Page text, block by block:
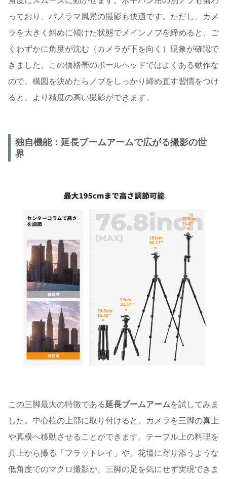
っており、パノラマ風景の撮影も快適です。ただし、カメ
ラを大きく斜めに傾けた状態でメインノブを締めると、ご
くわずかに角度が沈む（カメラが下を向く）現象が確認で
きました。この価格帯のボールヘッドではよくある動作な
ので、構図を決めたらノブをしっかり締め直す習慣をつけ
ると、より精度の高い撮影ができます。
独自機能：延長ブームアームで広がる撮影の世
界
この三脚最大の特徴である延長ブームアームを試してみま
した。中心柱の上部に取り付けると、カメラを三脚の真上
や真横へ移動させることができます。テーブル上の料理を
真上から撮る「フラットレイ」や、花壇に寄り添うような
低角度でのマクロ撮影が、三脚の足を気にせず実現できま